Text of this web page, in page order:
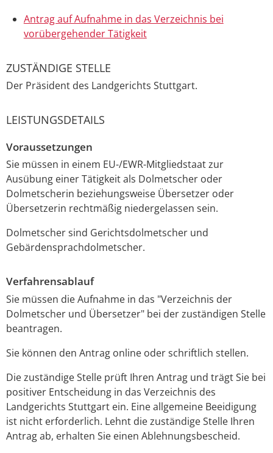
Antrag auf Aufnahme in das Verzeichnis bei
vorübergehender Tätigkeit
ZUSTÄNDIGE STELLE
Der Präsident des Landgerichts Stuttgart.
LEISTUNGSDETAILS
Voraussetzungen
Sie müssen in einem EU-/EWR-Mitgliedstaat zur
Ausübung einer Tätigkeit als Dolmetscher oder
Dolmetscherin beziehungsweise Übersetzer oder
Übersetzerin rechtmäßig niedergelassen sein.
Dolmetscher sind Gerichtsdolmetscher und
Gebärdensprachdolmetscher.
Verfahrensablauf
Sie müssen die Aufnahme in das "Verzeichnis der
Dolmetscher und Übersetzer" bei der zuständigen Stelle
beantragen.
Sie können den Antrag online oder schriftlich stellen.
Die zuständige Stelle prüft Ihren Antrag und trägt Sie bei
positiver Entscheidung in das Verzeichnis des
Landgerichts Stuttgart ein. Eine allgemeine Beeidigung
ist nicht erforderlich. Lehnt die zuständige Stelle Ihren
Antrag ab, erhalten Sie einen Ablehnungsbescheid.